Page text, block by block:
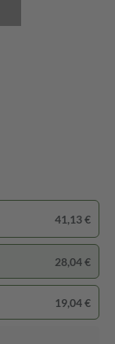
41,13 €
28,04 €
19,04 €